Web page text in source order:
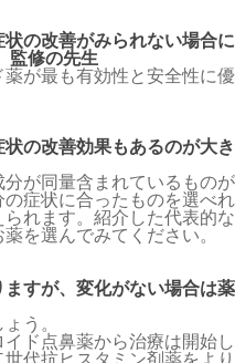
の改善がみられない場合に
監修の先生
が最も有効性と安全性に優
の改善効果もあるのが大き
が同量含まれているものが
症状に合ったものを選べれ
れます。紹介した代表的な
を選んでみてください。
すが、変化がない場合は薬
う。
ド点鼻薬から治療は開始し